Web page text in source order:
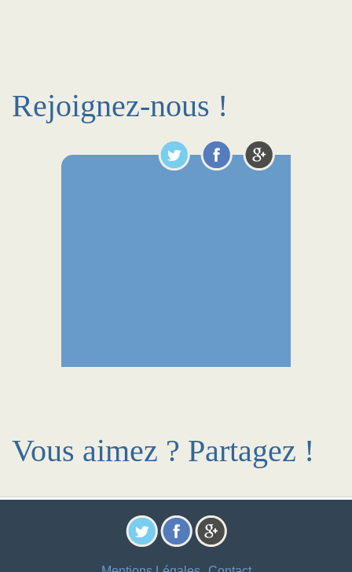
Rejoignez-nous !
Vous aimez ? Partagez !